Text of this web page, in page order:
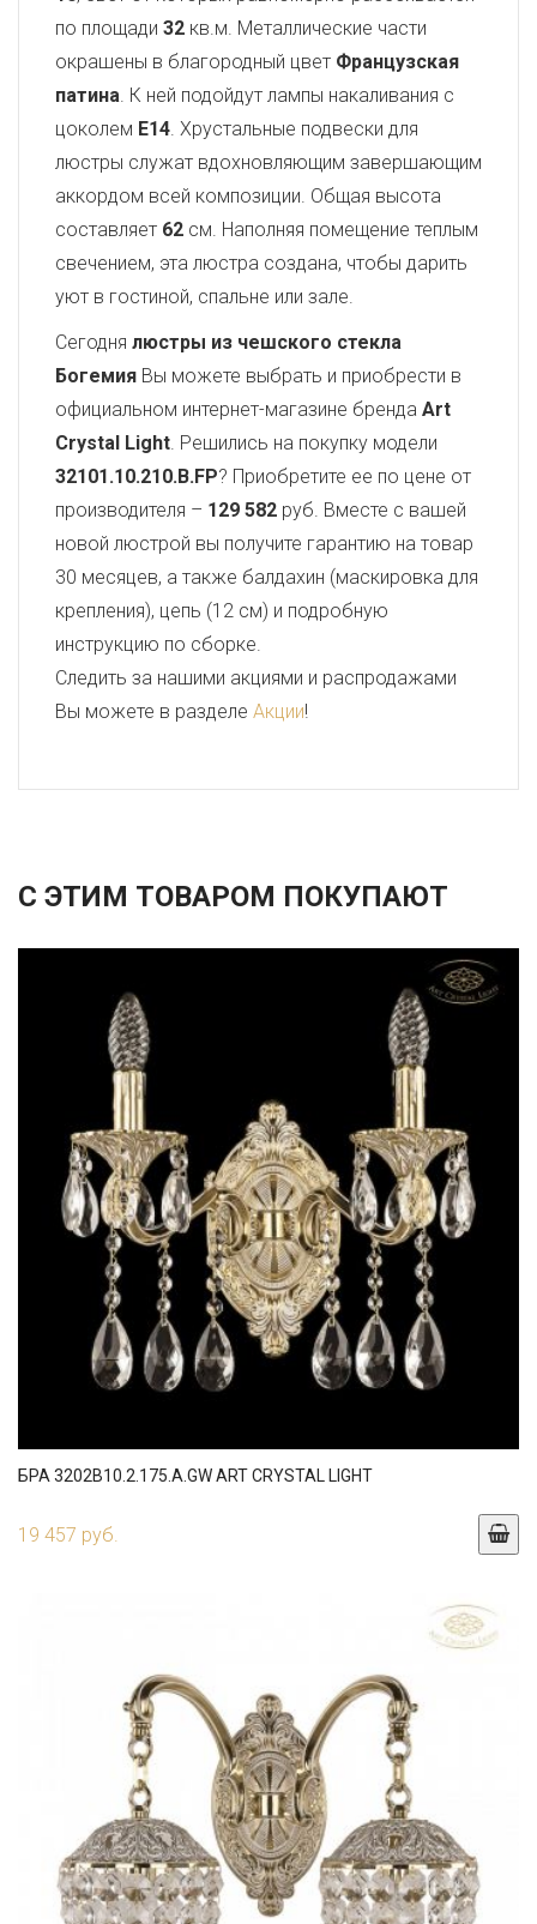
по площади 32 кв.м. Металлические части
окрашены в благородный цвет Французская
патина. К ней подойдут лампы накаливания с
цоколем E14. Хрустальные подвески для
люстры служат вдохновляющим завершающим
аккордом всей композиции. Общая высота
составляет 62 см. Наполняя помещение теплым
свечением, эта люстра создана, чтобы дарить
уют в гостиной, спальне или зале.
Сегодня люстры из чешского стекла
Богемия Вы можете выбрать и приобрести в
официальном интернет-магазине бренда Art
Crystal Light. Решились на покупку модели
32101.10.210.B.FP? Приобретите ее по цене от
производителя – 129 582 руб. Вместе с вашей
новой люстрой вы получите гарантию на товар
30 месяцев, а также балдахин (маскировка для
крепления), цепь (12 см) и подробную
инструкцию по сборке.
Следить за нашими акциями и распродажами
Вы можете в разделе Акции!
С ЭТИМ ТОВАРОМ ПОКУПАЮТ
БРА 3202B10.2.175.A.GW ART CRYSTAL LIGHT
19 457 руб.